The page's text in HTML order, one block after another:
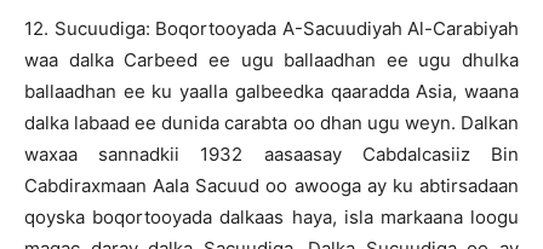
12. Sucuudiga: Boqortooyada A-Sacuudiyah Al-Carabiyah
waa dalka Carbeed ee ugu ballaadhan ee ugu dhulka
ballaadhan ee ku yaalla galbeedka qaaradda Asia, waana
dalka labaad ee dunida carabta oo dhan ugu weyn. Dalkan
waxaa sannadkii 1932 aasaasay Cabdalcasiiz Bin
Cabdiraxmaan Aala Sacuud oo awooga ay ku abtirsadaan
qoyska boqortooyada dalkaas haya, isla markaana loogu